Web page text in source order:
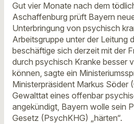
Gut vier Monate nach dem
Aschaffenburg prüft Bayern
Unterbringung von psychisch
Arbeitsgruppe unter der Leitung
beschäftige sich derzeit mit der
durch psychisch Kranke besser
können, sagte ein
Ministerpräsident Markus Söder
Gewalttat eines offenbar
angekündigt, Bayern wolle sein
Gesetz (PsychKHG) „härten“.